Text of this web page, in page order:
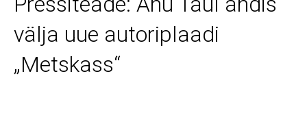
välja uue autoriplaadi
„Metskass“